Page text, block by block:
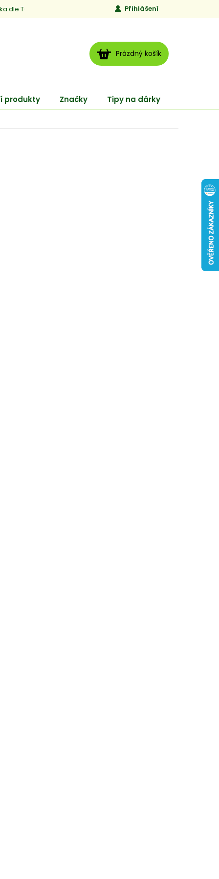
dle TCM Jen to, čemu věříme
Přihlášení
NÁKUPNÍ
KOŠÍK
Prázdný košík
produkty Značky Tipy na dárky